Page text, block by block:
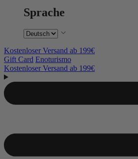
Sprache
Kostenloser Versand ab 199€
Gift Card Enoturismo
Kostenloser Versand ab 199€